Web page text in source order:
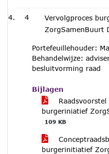
4
Vervolgproces
ZorgSamenBuurt
Portefeuillehouder:
Behandelwijze:
besluitvorming raad
Bijlagen
burgeriniatief
109 KB
burgerinitiatief